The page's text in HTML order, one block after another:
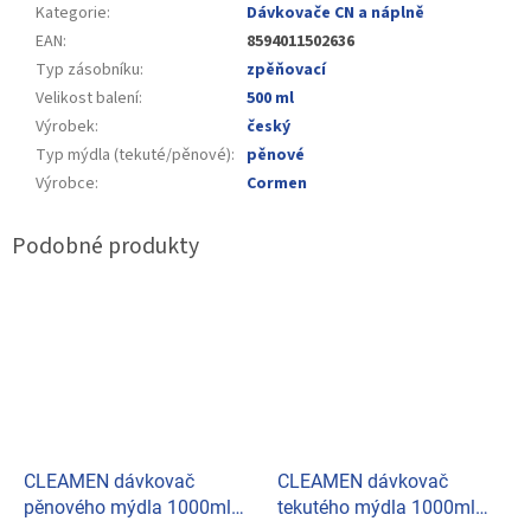
Kategorie:
Dávkovače CN a náplně
EAN:
8594011502636
Typ zásobníku:
zpěňovací
Velikost balení:
500 ml
Výrobek:
český
Typ mýdla (tekuté/pěnové): pěnové
Výrobce: Cormen
CLEAMEN dávkovač
pěnového mýdla 1000ml
CLEAMEN dávkovač
tekutého mýdla 1000ml